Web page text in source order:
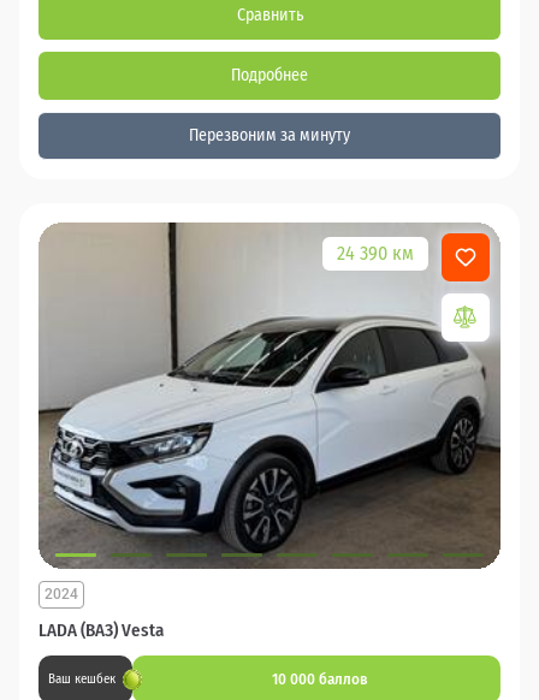
Сравнить
Подробнее
Перезвоним за минуту
24 390 км
LADA (ВАЗ) Vesta
2024
Ваш кешбек 10 000 баллов